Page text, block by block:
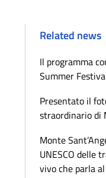
Related news
Il programma
Summer
Presentato il
straordinario di
Monte
UNESCO delle
vivo che parla